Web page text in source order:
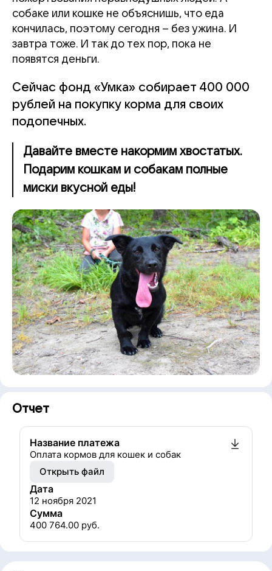
собаке или кошке не объяснишь, что еда
кончилась, поэтому сегодня – без ужина. И
завтра тоже. И так до тех пор, пока не
появятся деньги.
Сейчас фонд «Умка» собирает 400 000
рублей на покупку корма для своих
подопечных.
​​​​​​​Давайте вместе накормим хвостатых.
Подарим кошкам и собакам полные
миски вкусной еды!
Отчет
Название платежа
Оплата кормов для кошек и собак
Открыть файл
Дата
12 ноября 2021
Сумма
400 764.00 руб.